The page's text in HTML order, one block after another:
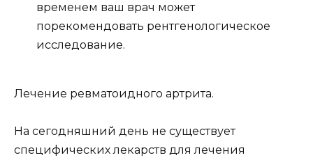
временем ваш врач может
порекомендовать рентгенологическое
исследование.
Лечение ревматоидного артрита.
На сегодняшний день не существует
специфических лекарств для лечения